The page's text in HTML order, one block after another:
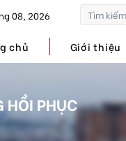
08, 2026
chủ Giới thiệu
HỒI PHỤC